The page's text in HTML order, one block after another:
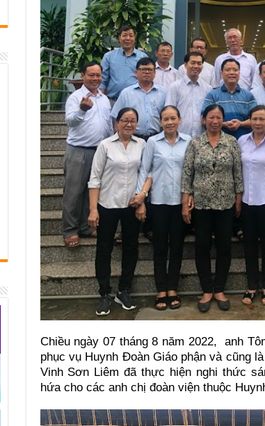
Chiều ngày 07 tháng 8 năm 2022, anh
phục vụ Huynh Đoàn Giáo phận và cũng
Vinh Sơn Liêm đã thực hiện nghi thức
hứa cho các anh chị đoàn viện thuộc